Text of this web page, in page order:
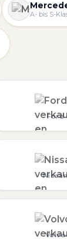
A- bis S-
Ford
Volvo